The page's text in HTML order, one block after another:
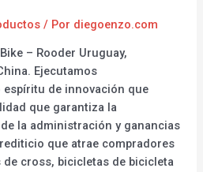
/ Por diegoenzo.com
– Rooder Uruguay,
Ejecutamos
de innovación que
que garantiza la
la administración y ganancias
que atrae compradores
cross, bicicletas de bicicleta